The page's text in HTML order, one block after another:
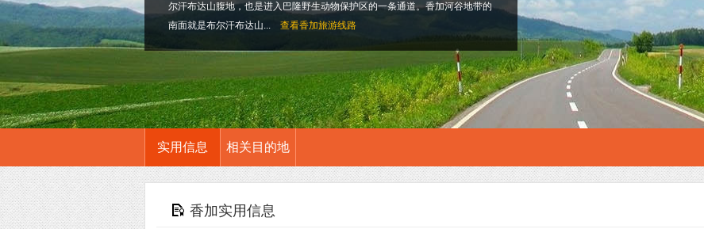
尔汗布达山腹地，也是进入巴隆野生动物保护区的一条通道。香加河谷地带的
南面就是布尔汗布达山...
查看香加旅游线路
实用信息 相关目的地
香加实用信息